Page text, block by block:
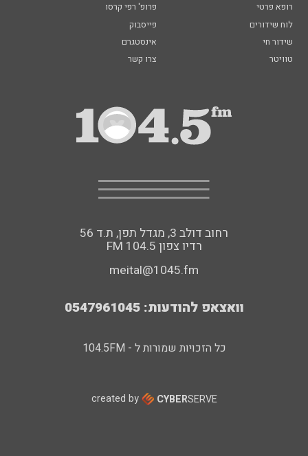
רופא פרטי
פרופ' רפי קרסו
לוח שידורים
פייסבוק
שידור חי
אינסטגרם
טוויטר
צרו קשר
רחוב דולב 3, מגדל תפן, ת.ד 56
FM רדיו צפון 104.5
meital@1045.fm
וואצאפ להודעות: 0547961045
כל הזכויות שמורות ל - 104.5FM
created by CYBERSERVE